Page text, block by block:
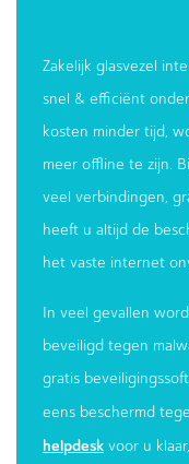
Zakelijk glasvezel
snel & efficiënt
kosten minder tijd,
meer offline te zijn.
veel verbindingen,
heeft u altijd de
het vaste internet
In veel gevallen
beveiligd tegen
gratis
eens beschermd
helpdesk voor u